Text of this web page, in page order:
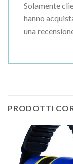
Solamente
hanno
una
PRODOTTI